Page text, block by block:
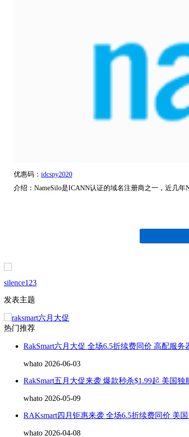
优惠码： idcspy2020
介绍：NameSilo是ICANN认证的域名注册商之一，近几
silence123
发表主题
热门推荐
RakSmart六月大促 全场6.5折续费同价 高配服务
whato 2026-06-03
RakSmart五月大促来袭 爆款秒杀$1.99起 美国独
whato 2026-05-09
RAKsmart四月钜惠来袭 全场6.5折续费同价 美
whato 2026-04-08